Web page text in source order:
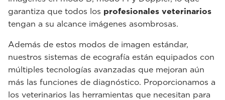
garantiza que todos los profesionales veterinarios
tengan a su alcance imágenes asombrosas.
Además de estos modos de imagen estándar,
nuestros sistemas de ecografía están equipados con
múltiples tecnologías avanzadas que mejoran aún
más las funciones de diagnóstico. Proporcionamos a
los veterinarios las herramientas que necesitan para